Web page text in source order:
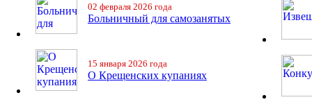
02 февраля 2026 года
Больничный для самозанятых
15 января 2026 года
О Крещенских купаниях